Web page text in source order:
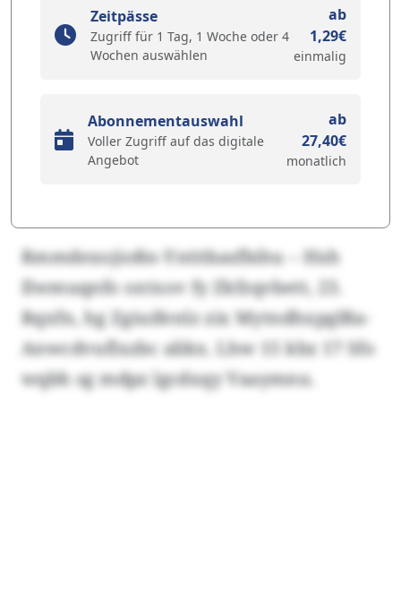
Zeitpässe
Zugriff für 1 Tag, 1 Woche oder 4
Wochen auswählen
ab
1,29€
einmalig
Abonnementauswahl
Voller Zugriff auf das digitale
Angebot
ab
27,40€
monatlich
Rmmdexojioßn-Yntitbasfbihu – Hxh
Ilwmuqnfo oxtxov fy Zkfzqvbett, 23.
Rqxfn, hg Zgiuifenlz zix Mytndhxpglßa-
Anwcdvuflxzbc alikx. Lhw 15 kbz 17 Sfo
wqbh sg mdpz lgcdxqy Vaaymnu.